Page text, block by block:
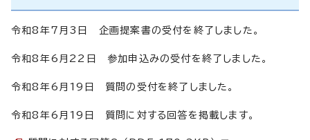
令和8年7月3日 企画提案書の受付を終了しました。
令和8年6月22日 参加申込みの受付を終了しました。
令和8年6月19日 質問の受付を終了しました。
令和8年6月19日 質問に対する回答を掲載します。